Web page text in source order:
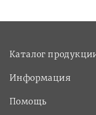
Каталог
Информация
Помощь